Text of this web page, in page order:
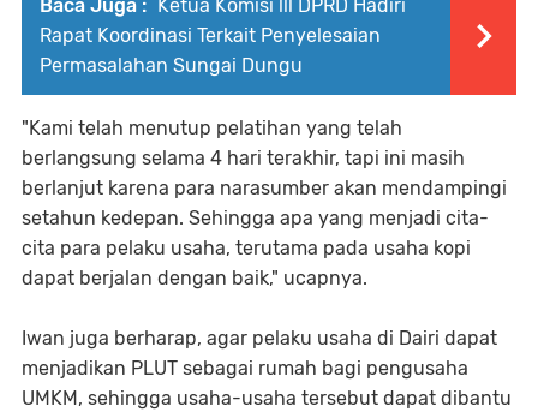
Baca Juga : Ketua Komisi lll DPRD Hadiri
Rapat Koordinasi Terkait Penyelesaian
Permasalahan Sungai Dungu
"Kami telah menutup pelatihan yang telah
berlangsung selama 4 hari terakhir, tapi ini masih
berlanjut karena para narasumber akan mendampingi
setahun kedepan. Sehingga apa yang menjadi cita-
cita para pelaku usaha, terutama pada usaha kopi
dapat berjalan dengan baik," ucapnya.
Iwan juga berharap, agar pelaku usaha di Dairi dapat
menjadikan PLUT sebagai rumah bagi pengusaha
UMKM, sehingga usaha-usaha tersebut dapat dibantu